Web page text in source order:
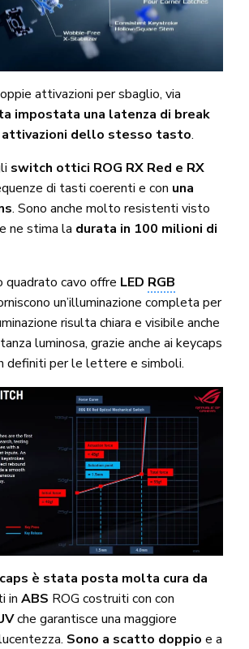
attivazioni per sbaglio, via
impostata una latenza di break
attivazioni dello stesso tasto.
switch ottici ROG RX Red e RX
di tasti coerenti e con una
. Sono anche molto resistenti visto
ne stima la durata in 100 milioni di
quadrato cavo offre LED RGB
un’illuminazione completa per
risulta chiara e visibile anche
luminosa, grazie anche ai keycaps
definiti per le lettere e simboli.
è stata posta molta cura da
inABS ROG costruiti con con
che garantisce una maggiore
Sono a scatto doppio e a